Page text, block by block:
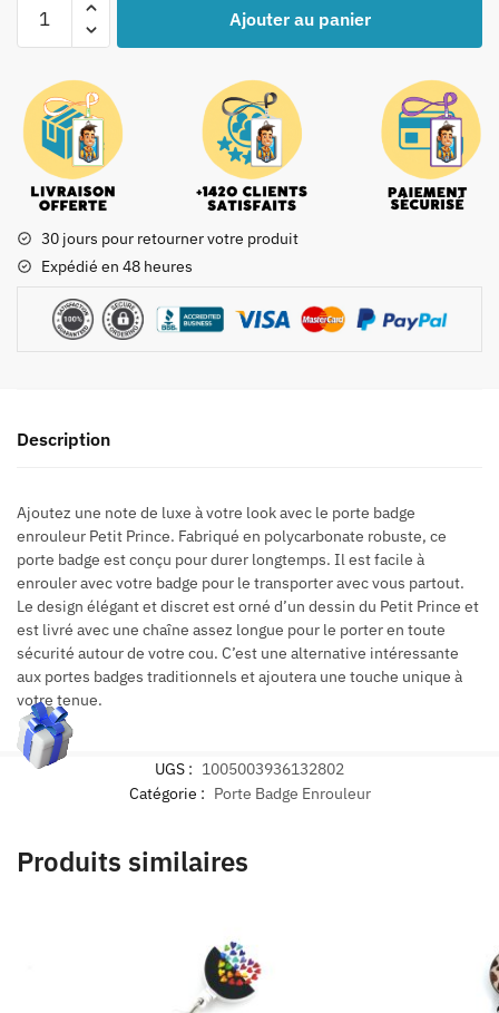
Ajouter au panier
30 jours pour retourner votre produit
Expédié en 48 heures
Description
Ajoutez une note de luxe à votre look avec le porte badge
enrouleur Petit Prince. Fabriqué en polycarbonate robuste, ce
porte badge est conçu pour durer longtemps. Il est facile à
enrouler avec votre badge pour le transporter avec vous partout.
Le design élégant et discret est orné d’un dessin du Petit Prince et
est livré avec une chaîne assez longue pour le porter en toute
sécurité autour de votre cou. C’est une alternative intéressante
aux portes badges traditionnels et ajoutera une touche unique à
votre tenue.
UGS : 1005003936132802
Catégorie : Porte Badge Enrouleur
Produits similaires